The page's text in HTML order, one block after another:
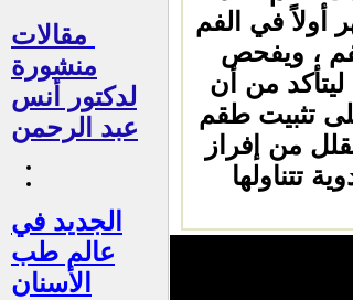
مقالات
منشورة
لدكتور أنس
عبد الرحمن
الجديد في
عالم طب
الأسنان
أولاً في الفم
، ويفحص
من أن
تثبيت طقم
من إفراز
تتناولها